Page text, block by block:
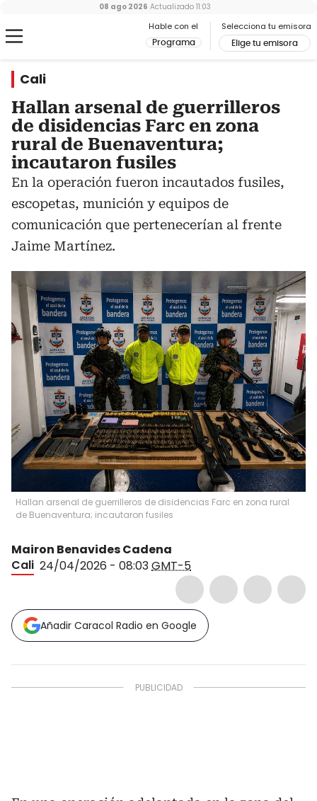
Hable con el
Programa
Selecciona tu emisora
Elige tu emisora
08 ago 2026 Actualizado 11:03
Cali
Hallan arsenal de guerrilleros
de disidencias Farc en zona
rural de Buenaventura;
incautaron fusiles
En la operación fueron incautados fusiles,
escopetas, munición y equipos de
comunicación que pertenecerían al frente
Jaime Martínez.
Hallan arsenal de guerrilleros de disidencias Farc en zona rural
de Buenaventura; incautaron fusiles
Mairon Benavides Cadena
Cali 24/04/2026 - 08:03GMT-5
Añadir Caracol Radio en Google